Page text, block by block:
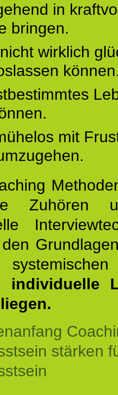
in
bringen.
wirklich
mit
Zuhören
individuelle
stärken